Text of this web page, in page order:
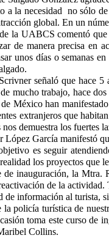
a la necesidad no sólo
global. En un
la UABCS comentó
de manera precisa en
unos días o semanas
señaló que hace 5
mucho trabajo, hace
México han
extranjeros que
demuestra los fuertes
López García manifestó
es seguir
los proyectos que
de inauguración, la
de la
de información al turista,
la policía turística de
toma este curso
Collins.